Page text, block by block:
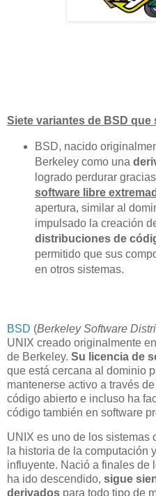
Siete variantes de BSD
BSD, nacido
Berkeley como una
logrado perdurar
software libre
apertura, similar al
impulsado la creación
distribuciones de
permitido que sus
en otros sistemas.
BSD (Berkeley Software
UNIX creado originalmente
de Berkeley. Su licencia de
que está cercana al dominio
mantenerse activo a través
código abierto e incluso ha
código también en software
UNIX es uno de los sistemas
la historia de la computación
influyente. Nació a finales de
ha ido descendido, sigue
derivados para todo tipo de